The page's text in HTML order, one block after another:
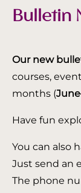
Bulletin
Our new
courses,
months (
Have fun
You can also
Just send an
The phone